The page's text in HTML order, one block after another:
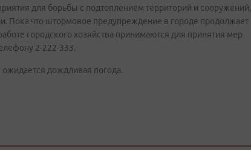
для борьбы с подтоплением территорий и сооружений,
Пока что штормовое предупреждение в городе продолжает
городского хозяйства принимаются для принятия мер
2-222-333.
дождливая погода.